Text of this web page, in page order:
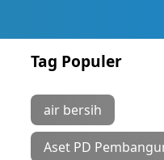
Tag Populer
air bersih
Aset PD